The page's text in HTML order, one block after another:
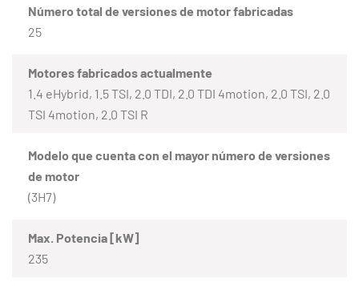
Número total de versiones de motor fabricadas
25
Motores fabricados actualmente
1.4 eHybrid, 1.5 TSI, 2.0 TDI, 2.0 TDI 4motion, 2.0 TSI, 2.0
TSI 4motion, 2.0 TSI R
Modelo que cuenta con el mayor número de versiones
de motor
(3H7)
Max. Potencia [kW]
235